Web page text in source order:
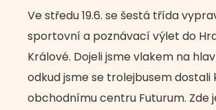
Ve středu 19.6. se šestá třída
sportovní a poznávací výlet do
Králové. Dojeli jsme vlakem na
odkud jsme se trolejbusem dostali
obchodnímu centru Futurum. Zde